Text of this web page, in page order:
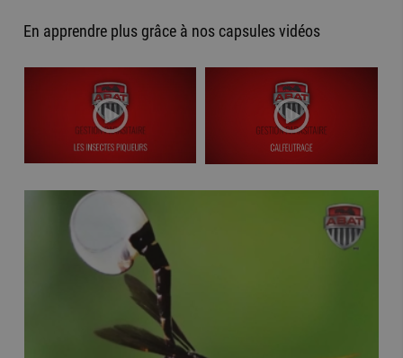
En apprendre plus grâce à nos capsules vidéos